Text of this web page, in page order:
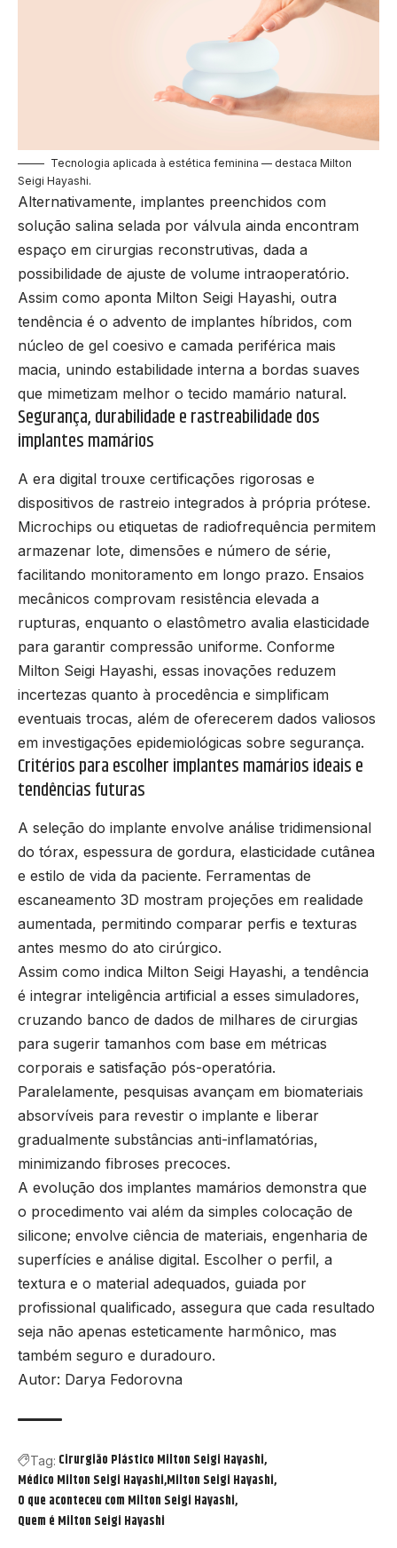
Tecnologia aplicada à estética feminina — destaca Milton
Seigi Hayashi.
Alternativamente, implantes preenchidos com
solução salina selada por válvula ainda encontram
espaço em cirurgias reconstrutivas, dada a
possibilidade de ajuste de volume intraoperatório.
Assim como aponta Milton Seigi Hayashi, outra
tendência é o advento de implantes híbridos, com
núcleo de gel coesivo e camada periférica mais
macia, unindo estabilidade interna a bordas suaves
que mimetizam melhor o tecido mamário natural.
Segurança, durabilidade e rastreabilidade dos
implantes mamários
A era digital trouxe certificações rigorosas e
dispositivos de rastreio integrados à própria prótese.
Microchips ou etiquetas de radiofrequência permitem
armazenar lote, dimensões e número de série,
facilitando monitoramento em longo prazo. Ensaios
mecânicos comprovam resistência elevada a
rupturas, enquanto o elastômetro avalia elasticidade
para garantir compressão uniforme. Conforme
Milton Seigi Hayashi, essas inovações reduzem
incertezas quanto à procedência e simplificam
eventuais trocas, além de oferecerem dados valiosos
em investigações epidemiológicas sobre segurança.
Critérios para escolher implantes mamários ideais e
tendências futuras
A seleção do implante envolve análise tridimensional
do tórax, espessura de gordura, elasticidade cutânea
e estilo de vida da paciente. Ferramentas de
escaneamento 3D mostram projeções em realidade
aumentada, permitindo comparar perfis e texturas
antes mesmo do ato cirúrgico.
Assim como indica Milton Seigi Hayashi, a tendência
é integrar inteligência artificial a esses simuladores,
cruzando banco de dados de milhares de cirurgias
para sugerir tamanhos com base em métricas
corporais e satisfação pós-operatória.
Paralelamente, pesquisas avançam em biomateriais
absorvíveis para revestir o implante e liberar
gradualmente substâncias anti-inflamatórias,
minimizando fibroses precoces.
A evolução dos implantes mamários demonstra que
o procedimento vai além da simples colocação de
silicone; envolve ciência de materiais, engenharia de
superfícies e análise digital. Escolher o perfil, a
textura e o material adequados, guiada por
profissional qualificado, assegura que cada resultado
seja não apenas esteticamente harmônico, mas
também seguro e duradouro.
Autor: Darya Fedorovna
Tag: Cirurgião Plástico Milton Seigi Hayashi
Médico Milton Seigi Hayashi Milton Seigi Hayashi
O que aconteceu com Milton Seigi Hayashi
Quem é Milton Seigi Hayashi